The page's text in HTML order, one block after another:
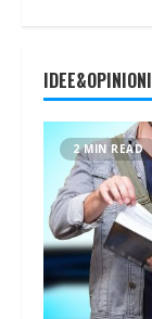
IDEE&OPINIONI
2 MIN READ